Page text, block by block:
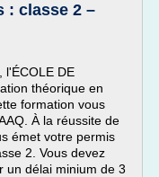
: classe 2 –
l'ÉCOLE DE
théorique en
formation vous
À la réussite de
émet votre permis
2. Vous devez
un délai minium de 3